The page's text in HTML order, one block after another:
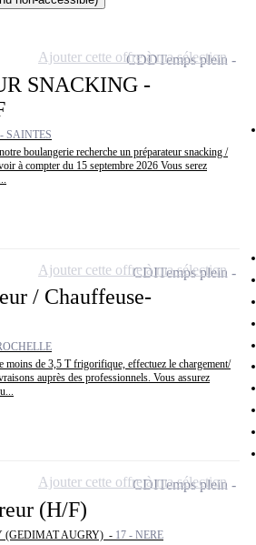
SNACKING -
SAINTES
boulangerie recherche un préparateur snacking /
à compter du 15 septembre 2026 Vous serez
CDDTemps plein
Ajouter cette offre à ma sélection
/ Chauffeuse-
moins de 3,5 T frigorifique, effectuez le chargement/
auprès des professionnels. Vous assurez
CDITemps plein
Ajouter cette offre à ma sélection
(H/F)
(GEDIMAT AUGRY) - 17 - NERE
CDITemps plein
Ajouter cette offre à ma sélection